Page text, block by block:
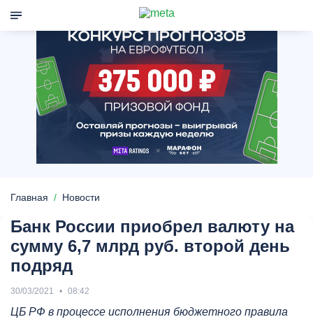
Главная Новости
Банк России приобрел валюту на
сумму 6,7 млрд руб. второй день
подряд
30/03/2021 08:42
ЦБ РФ в процессе исполнения бюджетного правила